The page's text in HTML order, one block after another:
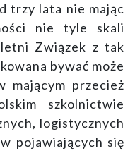
trzy lata nie mając
nie tyle skali
Związek z tak
bywać może
mającym przecież
szkolnictwie
logistycznych
pojawiających się